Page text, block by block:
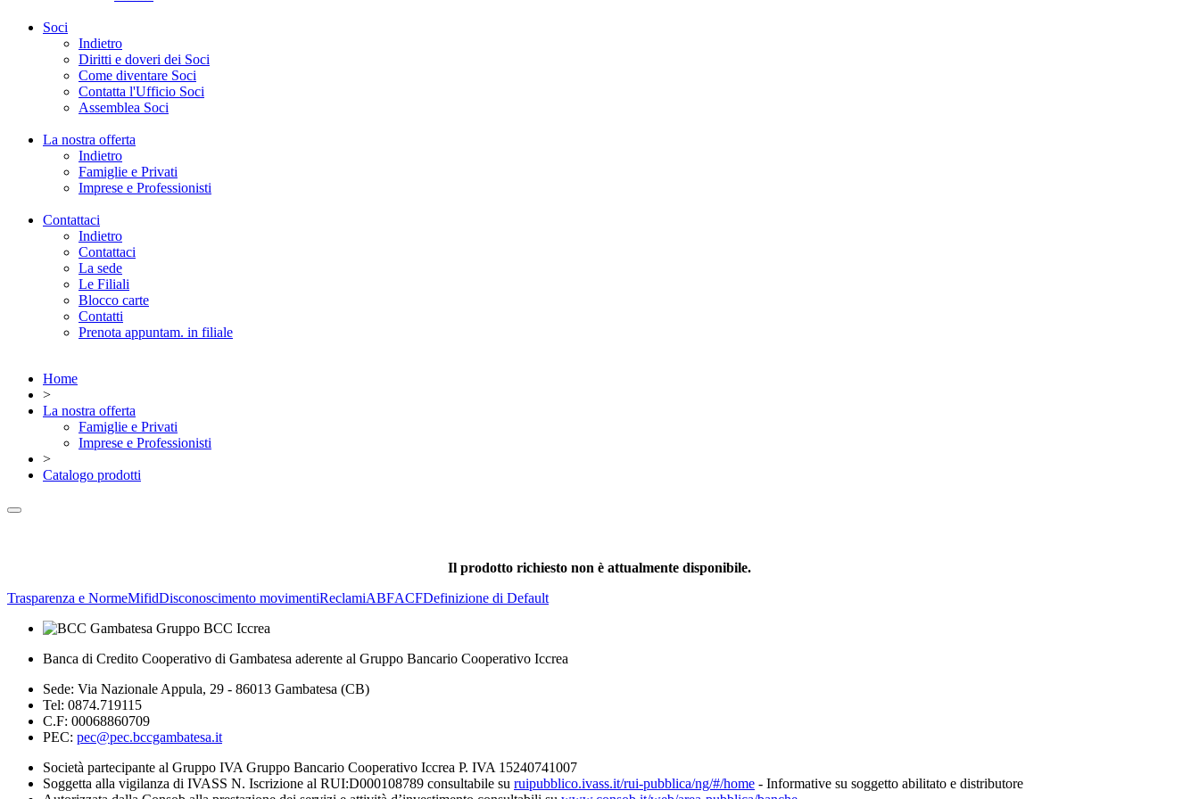
Soci
Indietro
Diritti e doveri dei Soci
Come diventare Soci
Contatta l'Ufficio Soci
Assemblea Soci
La nostra offerta
Indietro
Famiglie e Privati
Imprese e Professionisti
Contattaci
Indietro
Contattaci
La sede
Le Filiali
Blocco carte
Contatti
Prenota appuntam. in filiale
Home
>
La nostra offerta
Famiglie e Privati
Imprese e Professionisti
>
Catalogo prodotti
Il prodotto richiesto non è attualmente disponibile.
Trasparenza e NormeMifidDisconoscimento movimentiReclamiABFACFDefinizione di Default
Banca di Credito Cooperativo di Gambatesa aderente al Gruppo Bancario Cooperativo Iccrea
Sede: Via Nazionale Appula, 29 - 86013 Gambatesa (CB)
Tel: 0874.719115
C.F: 00068860709
PEC: pec@pec.bccgambatesa.it
Società partecipante al Gruppo IVA Gruppo Bancario Cooperativo Iccrea P. IVA 15240741007
Soggetta alla vigilanza di IVASS N. Iscrizione al RUI:D000108789 consultabile su ruipubblico.ivass.it/rui-pubblica/ng/#/home - Informative su soggetto abilitato e distributore